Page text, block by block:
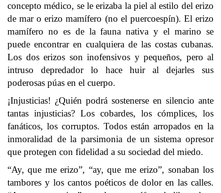
concepto médico, se le erizaba la piel al estilo del erizo
de mar o erizo mamífero (no el puercoespín). El erizo
mamífero no es de la fauna nativa y el marino se
puede encontrar en cualquiera de las costas cubanas.
Los dos erizos son inofensivos y pequeños, pero al
intruso depredador lo hace huir al dejarles sus
poderosas púas en el cuerpo.
¡Injusticias! ¿Quién podrá sostenerse en silencio ante
tantas injusticias? Los cobardes, los cómplices, los
fanáticos, los corruptos. Todos están arropados en la
inmoralidad de la parsimonia de un sistema opresor
que protegen con fidelidad a su sociedad del miedo.
“Ay, que me erizo”, “ay, que me erizo”, sonaban los
tambores y los cantos poéticos de dolor en las calles.